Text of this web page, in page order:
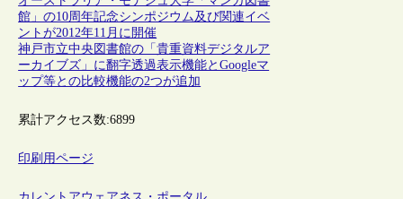
館」の10周年記念シンポジウム及び関連イベ
ントが2012年11月に開催
神戸市立中央図書館の「貴重資料デジタルア
ーカイブズ」に翻字透過表示機能とGoogleマ
ップ等との比較機能の2つが追加
累計アクセス数:6899
印刷用ページ